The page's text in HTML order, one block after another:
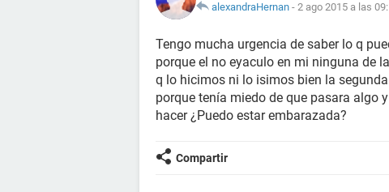
alexandraHernan - 2 ago 2015 a las
Tengo mucha urgencia de saber lo q
porque el no eyaculo en mi ninguna de
q lo hicimos ni lo isimos bien la
porque tenía miedo de que pasara algo
hacer ¿Puedo estar embarazada?
Compartir